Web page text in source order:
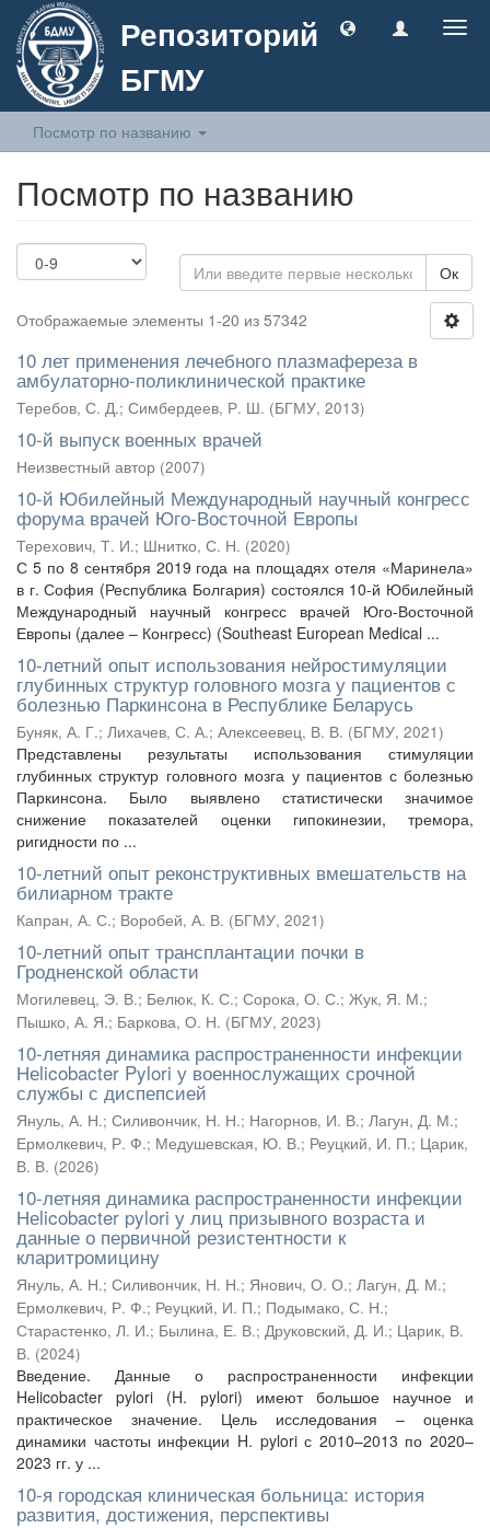
Репозиторий
БГМУ
Посмотр по названию
Посмотр по названию
Ок
Отображаемые элементы 1-20 из 57342
10 лет применения лечебного плазмафереза в
амбулаторно-поликлинической практике
Теребов, С. Д.; Симбердеев, Р. Ш. (БГМУ, 2013)
10-й выпуск военных врачей
Неизвестный автор (2007)
10-й Юбилейный Международный научный конгресс
форума врачей Юго-Восточной Европы
Терехович, Т. И.; Шнитко, С. Н. (2020)
С 5 по 8 сентября 2019 года на площадях отеля «Маринела»
в г. София (Республика Болгария) состоялся 10-й Юбилейный
Международный научный конгресс врачей Юго-Восточной
Европы (далее – Конгресс) (Southeast European Medical ...
10-летний опыт использования нейростимуляции
глубинных структур головного мозга у пациентов с
болезнью Паркинсона в Республике Беларусь
Буняк, А. Г.; Лихачев, С. А.; Алексеевец, В. В. (БГМУ, 2021)
Представлены результаты использования стимуляции
глубинных структур головного мозга у пациентов с болезнью
Паркинсона. Было выявлено статистически значимое
снижение показателей оценки гипокинезии, тремора,
ригидности по ...
10-летний опыт реконструктивных вмешательств на
билиарном тракте
Капран, А. С.; Воробей, А. В. (БГМУ, 2021)
10-летний опыт трансплантации почки в
Гродненской области
Могилевец, Э. В.; Белюк, К. С.; Сорока, О. С.; Жук, Я. М.;
Пышко, А. Я.; Баркова, О. Н. (БГМУ, 2023)
10-летняя динамика распространенности инфекции
Неlicobacter Pylori у военнослужащих срочной
службы с диспепсией
Януль, А. Н.; Силивончик, Н. Н.; Нагорнов, И. В.; Лагун, Д. М.;
Ермолкевич, Р. Ф.; Медушевская, Ю. В.; Реуцкий, И. П.; Царик,
В. В. (2026)
10-летняя динамика распространенности инфекции
Неlicobacter pylori у лиц призывного возраста и
данные о первичной резистентности к
кларитромицину
Януль, А. Н.; Силивончик, Н. Н.; Янович, О. О.; Лагун, Д. М.;
Ермолкевич, Р. Ф.; Реуцкий, И. П.; Подымако, С. Н.;
Старастенко, Л. И.; Былина, Е. В.; Друковский, Д. И.; Царик, В.
В. (2024)
Введение. Данные о распространенности инфекции
Hеlicobacter pylori (H. рylori) имеют большое научное и
практическое значение. Цель исследования – оценка
динамики частоты инфекции H. pylori с 2010–2013 по 2020–
2023 гг. у ...
10-я городская клиническая больница: история
развития, достижения, перспективы